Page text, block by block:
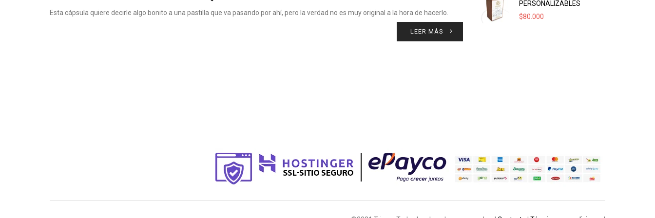
Esta cápsula quiere decirle algo bonito a una pastilla que va pasando por ahí, pero la verdad no es muy original a la hora de hacerlo.
LEER MÁS
PERSONALIZABLES
$80.000